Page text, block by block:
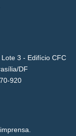
3 - Edifício CFC
DF
920